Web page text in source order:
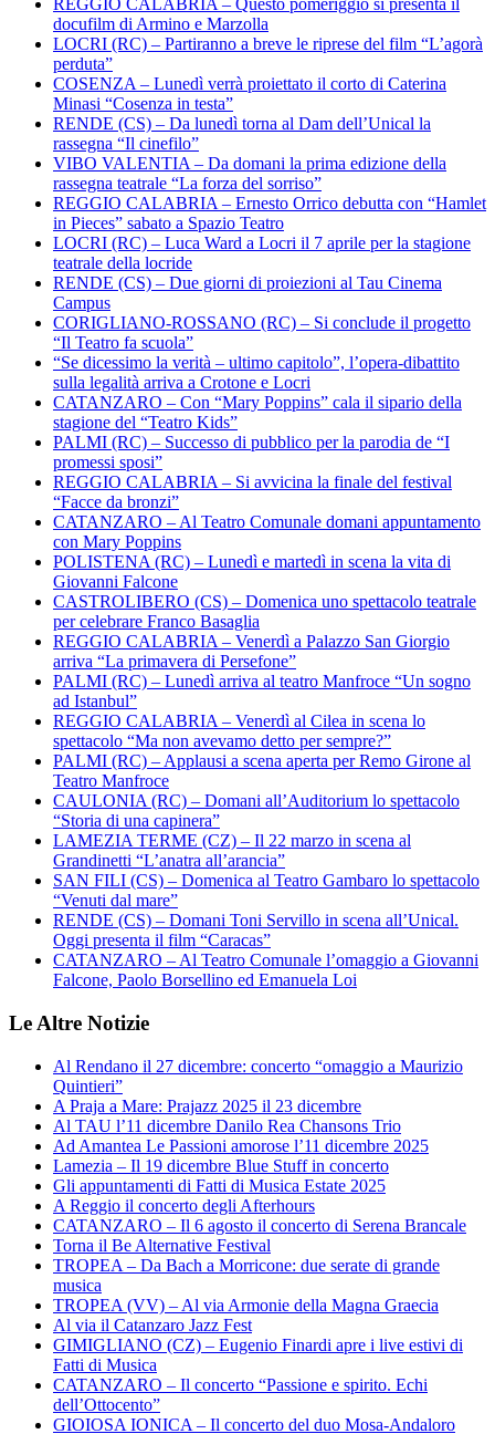
REGGIO CALABRIA – Questo pomeriggio si presenta il
docufilm di Armino e Marzolla
LOCRI (RC) – Partiranno a breve le riprese del film “L’agorà
perduta”
COSENZA – Lunedì verrà proiettato il corto di Caterina
Minasi “Cosenza in testa”
RENDE (CS) – Da lunedì torna al Dam dell’Unical la
rassegna “Il cinefilo”
VIBO VALENTIA – Da domani la prima edizione della
rassegna teatrale “La forza del sorriso”
REGGIO CALABRIA – Ernesto Orrico debutta con “Hamlet
in Pieces” sabato a Spazio Teatro
LOCRI (RC) – Luca Ward a Locri il 7 aprile per la stagione
teatrale della locride
RENDE (CS) – Due giorni di proiezioni al Tau Cinema
Campus
CORIGLIANO-ROSSANO (RC) – Si conclude il progetto
“Il Teatro fa scuola”
“Se dicessimo la verità – ultimo capitolo”, l’opera-dibattito
sulla legalità arriva a Crotone e Locri
CATANZARO – Con “Mary Poppins” cala il sipario della
stagione del “Teatro Kids”
PALMI (RC) – Successo di pubblico per la parodia de “I
promessi sposi”
REGGIO CALABRIA – Si avvicina la finale del festival
“Facce da bronzi”
CATANZARO – Al Teatro Comunale domani appuntamento
con Mary Poppins
POLISTENA (RC) – Lunedì e martedì in scena la vita di
Giovanni Falcone
CASTROLIBERO (CS) – Domenica uno spettacolo teatrale
per celebrare Franco Basaglia
REGGIO CALABRIA – Venerdì a Palazzo San Giorgio
arriva “La primavera di Persefone”
PALMI (RC) – Lunedì arriva al teatro Manfroce “Un sogno
ad Istanbul”
REGGIO CALABRIA – Venerdì al Cilea in scena lo
spettacolo “Ma non avevamo detto per sempre?”
PALMI (RC) – Applausi a scena aperta per Remo Girone al
Teatro Manfroce
CAULONIA (RC) – Domani all’Auditorium lo spettacolo
“Storia di una capinera”
LAMEZIA TERME (CZ) – Il 22 marzo in scena al
Grandinetti “L’anatra all’arancia”
SAN FILI (CS) – Domenica al Teatro Gambaro lo spettacolo
“Venuti dal mare”
RENDE (CS) – Domani Toni Servillo in scena all’Unical.
Oggi presenta il film “Caracas”
CATANZARO – Al Teatro Comunale l’omaggio a Giovanni
Falcone, Paolo Borsellino ed Emanuela Loi
Le Altre Notizie
Al Rendano il 27 dicembre: concerto “omaggio a Maurizio
Quintieri”
A Praja a Mare: Prajazz 2025 il 23 dicembre
Al TAU l’11 dicembre Danilo Rea Chansons Trio
Ad Amantea Le Passioni amorose l’11 dicembre 2025
Lamezia – Il 19 dicembre Blue Stuff in concerto
Gli appuntamenti di Fatti di Musica Estate 2025
A Reggio il concerto degli Afterhours
CATANZARO – Il 6 agosto il concerto di Serena Brancale
Torna il Be Alternative Festival
TROPEA – Da Bach a Morricone: due serate di grande
musica
TROPEA (VV) – Al via Armonie della Magna Graecia
Al via il Catanzaro Jazz Fest
GIMIGLIANO (CZ) – Eugenio Finardi apre i live estivi di
Fatti di Musica
CATANZARO – Il concerto “Passione e spirito. Echi
dell’Ottocento”
GIOIOSA IONICA – Il concerto del duo Mosa-Andaloro